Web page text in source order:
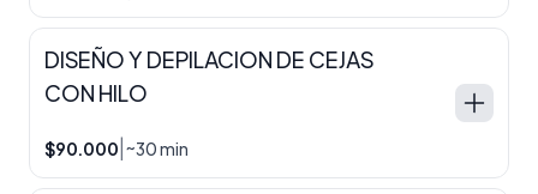
DISEÑO Y DEPILACION DE CEJAS
CON HILO
$90.000 ~30 min